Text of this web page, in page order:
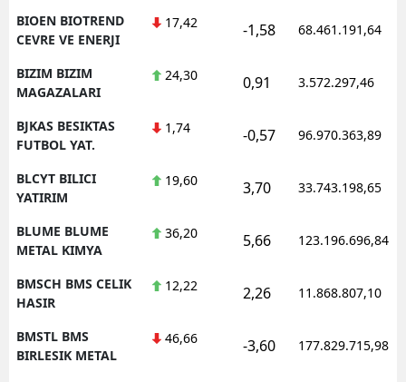
BIOEN BIOTREND
CEVRE VE ENERJI
17,42 -1,58 68.461.191,64
BIZIM BIZIM
MAGAZALARI
24,30 0,91 3.572.297,46
BJKAS BESIKTAS
FUTBOL YAT.
1,74 -0,57 96.970.363,89
BLCYT BILICI
YATIRIM
19,60 3,70 33.743.198,65
BLUME BLUME
METAL KIMYA
36,20 5,66 123.196.696,84
BMSCH BMS CELIK
HASIR
12,22 2,26 11.868.807,10
BMSTL BMS
BIRLESIK METAL
46,66 -3,60 177.829.715,98